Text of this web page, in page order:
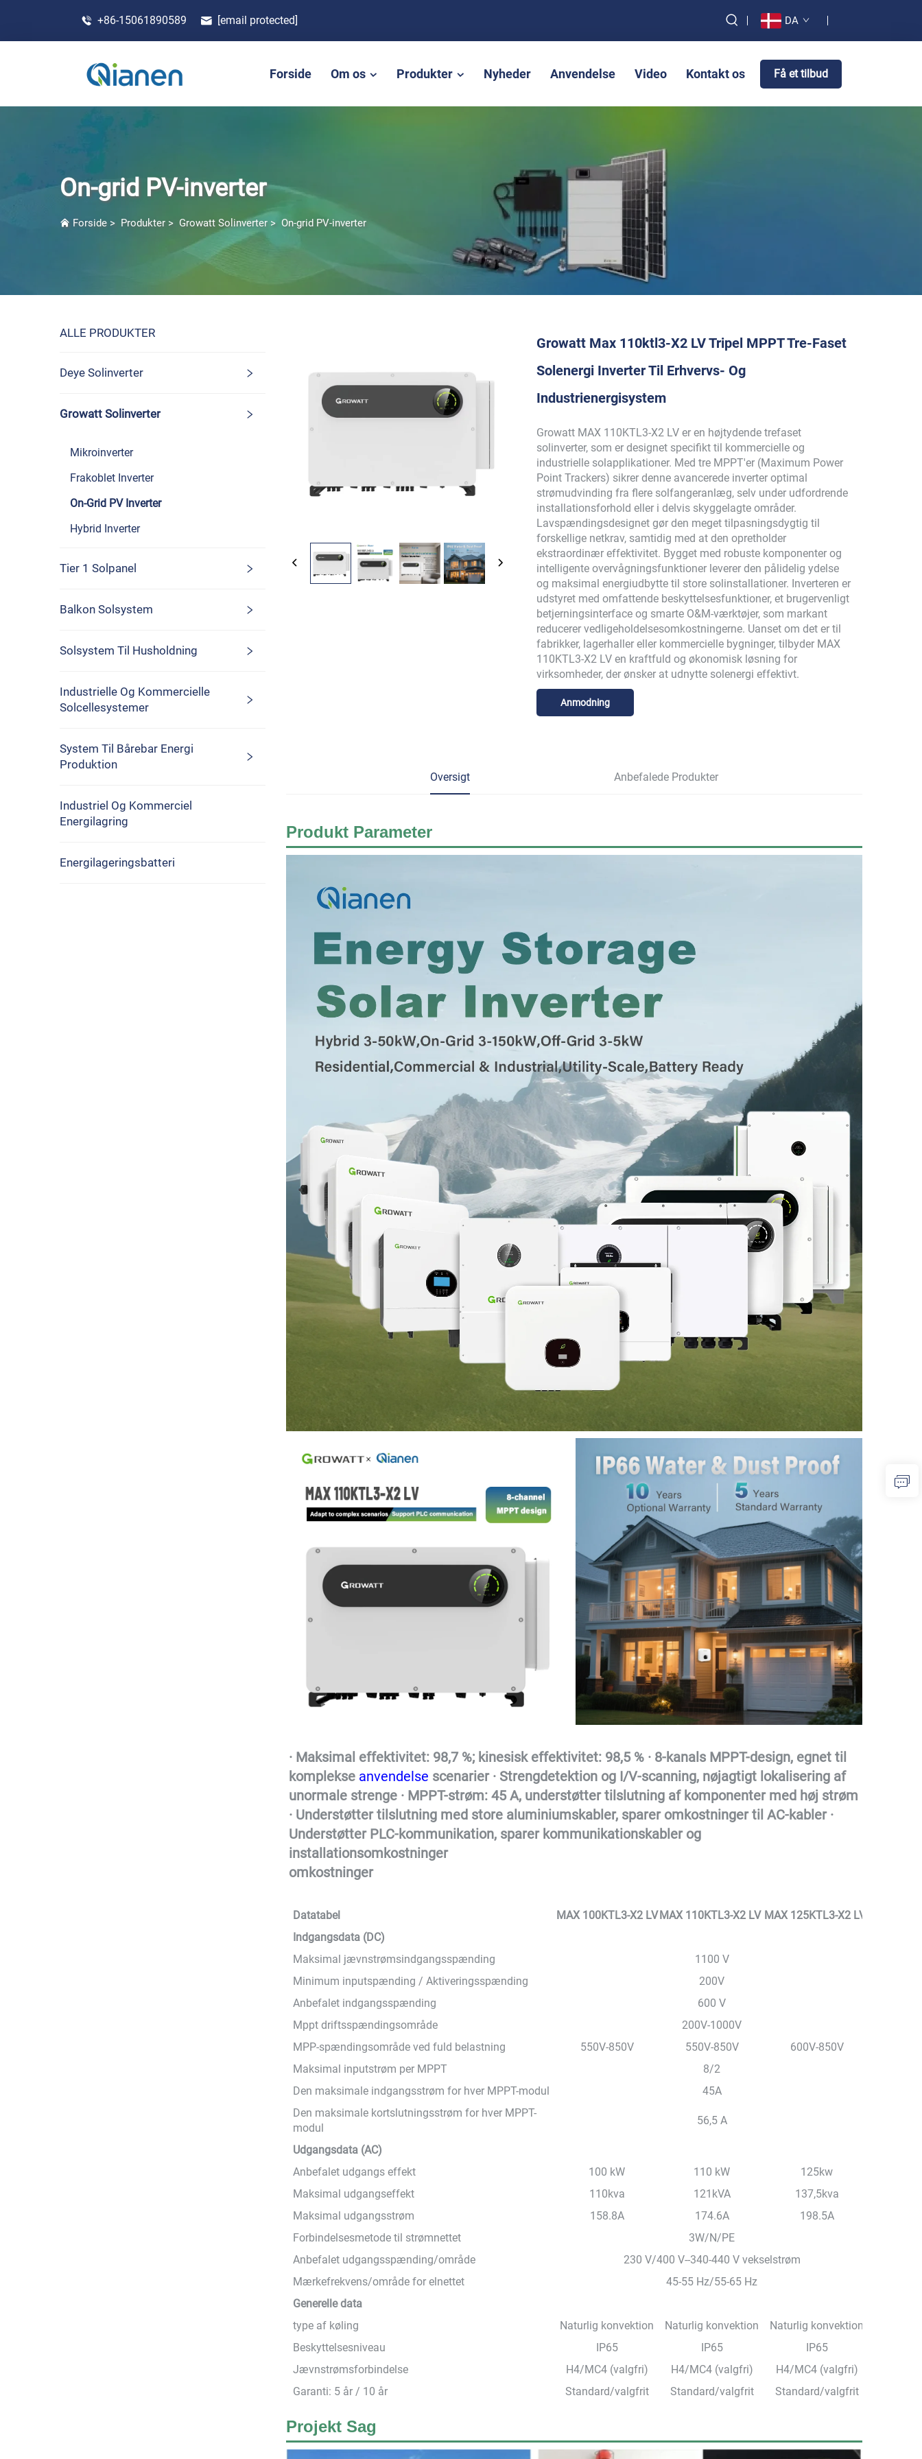
+86-15061890589 [email protected] DA
Forside Om os Produkter Nyheder Anvendelse Video Kontakt os Få et tilbud
On-grid PV-inverter
Forside > Produkter > Growatt Solinverter > On-grid PV-inverter
ALLE PRODUKTER
Deye Solinverter
Growatt Solinverter
Mikroinverter
Frakoblet Inverter
On-Grid PV Inverter
Hybrid Inverter
Tier 1 Solpanel
Balkon Solsystem
Solsystem Til Husholdning
Industrielle Og Kommercielle
Solcellesystemer
System Til Bårebar Energi
Produktion
Industriel Og Kommerciel
Energilagring
Energilageringsbatteri
Growatt Max 110ktl3-X2 LV Tripel MPPT Tre-Faset
Solenergi Inverter Til Erhvervs- Og
Industrienergisystem
Growatt MAX 110KTL3-X2 LV er en højtydende trefaset
solinverter, som er designet specifikt til kommercielle og
industrielle solapplikationer. Med tre MPPT'er (Maximum Power
Point Trackers) sikrer denne avancerede inverter optimal
strømudvinding fra flere solfangeranlæg, selv under udfordrende
installationsforhold eller i delvis skyggelagte områder.
Lavspændingsdesignet gør den meget tilpasningsdygtig til
forskellige netkrav, samtidig med at den opretholder
ekstraordinær effektivitet. Bygget med robuste komponenter og
intelligente overvågningsfunktioner leverer den pålidelig ydelse
og maksimal energiudbytte til store solinstallationer. Inverteren er
udstyret med omfattende beskyttelsesfunktioner, et brugervenligt
betjerningsinterface og smarte O&M-værktøjer, som markant
reducerer vedligeholdelsesomkostningerne. Uanset om det er til
fabrikker, lagerhaller eller kommercielle bygninger, tilbyder MAX
110KTL3-X2 LV en kraftfuld og økonomisk løsning for
virksomheder, der ønsker at udnytte solenergi effektivt.
Anmodning
Oversigt Anbefalede Produkter
Produkt Parameter
· Maksimal effektivitet: 98,7 %; kinesisk effektivitet: 98,5 % · 8-kanals MPPT-design, egnet til
komplekse anvendelse scenarier · Strengdetektion og I/V-scanning, nøjagtigt lokalisering af
unormale strenge · MPPT-strøm: 45 A, understøtter tilslutning af komponenter med høj strøm
· Understøtter tilslutning med store aluminiumskabler, sparer omkostninger til AC-kabler ·
Understøtter PLC-kommunikation, sparer kommunikationskabler og
installationsomkostninger
omkostninger
Datatabel MAX 100KTL3-X2 LVMAX 110KTL3-X2 LV MAX 125KTL3-X2 LV
Indgangsdata (DC)
Maksimal jævnstrømsindgangsspænding
1100 V
Minimum inputspænding / Aktiveringsspænding
200V
Anbefalet indgangsspænding
600 V
Mppt driftsspændingsområde
200V-1000V
MPP-spændingsområde ved fuld belastning
550V-850V 550V-850V
600V-850V
Maksimal inputstrøm per MPPT
8/2
Den maksimale indgangsstrøm for hver MPPT-modul
45A
Den maksimale kortslutningsstrøm for hver MPPT-
modul
56,5 A
Udgangsdata (AC)
Anbefalet udgangs effekt
100 kW 110 kW
125kw
Maksimal udgangseffekt
110kva 121kVA
137,5kva
Maksimal udgangsstrøm
158.8A 174.6A
198.5A
Forbindelsesmetode til strømnettet
3W/N/PE
Anbefalet udgangsspænding/område
230 V/400 V--340-440 V vekselstrøm
Mærkefrekvens/område for elnettet
45-55 Hz/55-65 Hz
Generelle data
type af køling
Naturlig konvektion Naturlig konvektion
Naturlig konvektion
Beskyttelsesniveau
IP65 IP65
IP65
Jævnstrømsforbindelse
H4/MC4 (valgfri) H4/MC4 (valgfri)
H4/MC4 (valgfri)
Garanti: 5 år / 10 år
Standard/valgfrit Standard/valgfrit Standard/valgfrit
Projekt Sag